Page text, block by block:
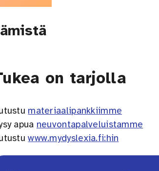
on tarjolla
materiaalipankkiimme
apua neuvontapalveluistamme
www.mydyslexia.fi:hin